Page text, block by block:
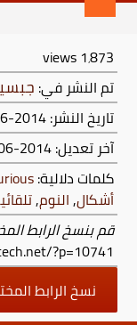
1٬873 views
تم النشر في:
تاريخ النشر: 2014-06-05T00:18:42+03:00
آخر تعديل:2014-06-05T00:18:42+03:00
كلمات دلالية:
أشكال,النوم,
قم بنسخ الرابط
?p=10741
نسخ الرابط